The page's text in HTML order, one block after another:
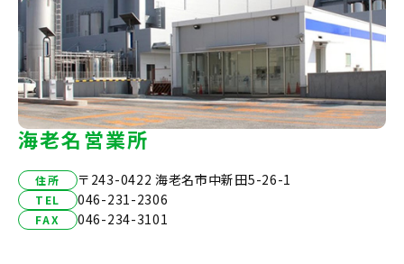
海老名営業所
住所 〒243-0422 海老名市中新田5-26-1
TEL 046-231-2306
FAX 046-234-3101